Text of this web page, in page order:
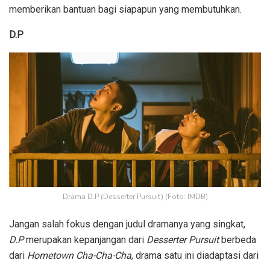
memberikan bantuan bagi siapapun yang membutuhkan.
D.P
Drama D.P (Desserter Pursuit) (Foto: IMDB)
Jangan salah fokus dengan judul dramanya yang singkat,
D.Pmerupakan kepanjangan dari Desserter Pursuitberbeda
dari Hometown Cha-Cha-Cha, drama satu ini diadaptasi dari